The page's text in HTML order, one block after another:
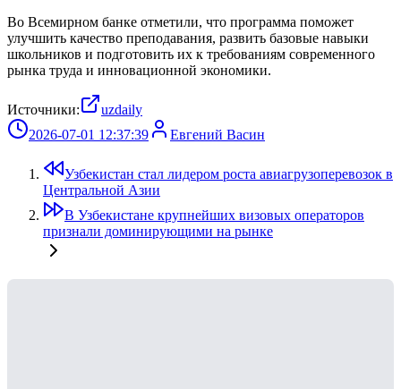
Во Всемирном банке отметили, что программа поможет
улучшить качество преподавания, развить базовые навыки
школьников и подготовить их к требованиям современного
рынка труда и инновационной экономики.
Источники:
uzdaily
2026-07-01 12:37:39
Евгений Васин
Узбекистан стал лидером роста авиагрузоперевозок в
Центральной Азии
В Узбекистане крупнейших визовых операторов
признали доминирующими на рынке